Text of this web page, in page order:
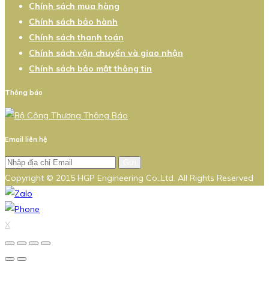
Chính sách mua hàng
Chính sách bảo hành
Chính sách thanh toán
Chính sách vận chuyển và giao nhận
Chính sách bảo mật thông tin
Thông báo
Email liên hệ
Copyright © 2015 HGP Engineering Co.,Ltd. All Rights Reserved
X